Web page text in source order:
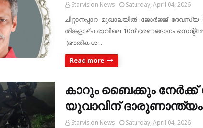
Starvision News Saturday, April 04, 2026
ചിറ്റാനപ്പാറ മുഖാലയില്‍ ജോര്‍ജ്ജ് ദേവസ്യ
തിങ്കളാഴ്ച രാവിലെ 10ന് ഭരണങ്ങാനം
(ഭൗതിക ശ…
Read more
കാറും ബൈക്കും നേര്‍ക്ക്
യുവാവിന്
Starvision News Saturday, April 04, 2026